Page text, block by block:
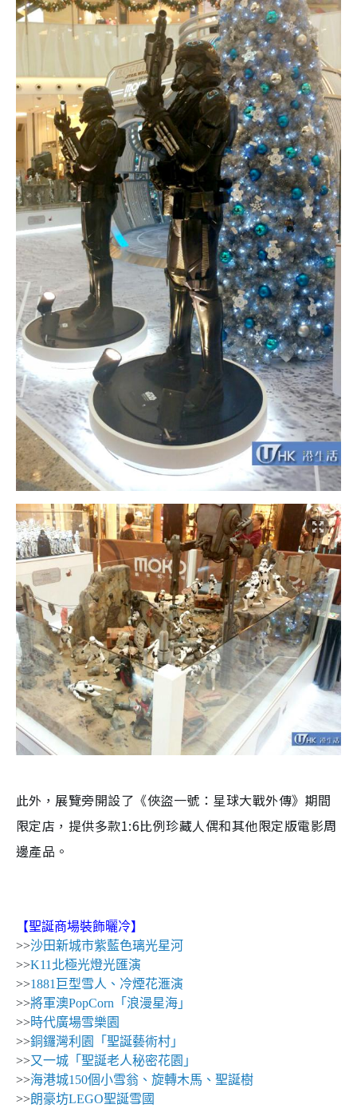
此外，展覽旁開設了《俠盜一號：星球大戰外傳》期間
限定店，提供多款1:6比例珍藏人偶和其他限定版電影周
邊產品。
【聖誕商場裝飾曬冷】
>>沙田新城市紫藍色璃光星河
>>K11北極光燈光匯演
>>1881巨型雪人、冷煙花滙演
>>將軍澳PopCorn「浪漫星海」
>>時代廣場雪樂園
>>銅鑼灣利園「聖誕藝術村」
>>又一城「聖誕老人秘密花園」
>>海港城150個小雪翁、旋轉木馬、聖誕樹
>>朗豪坊LEGO聖誕雪國